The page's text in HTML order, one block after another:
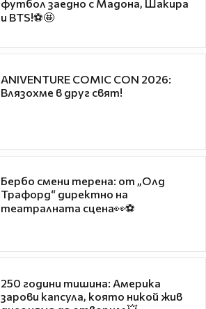
футбол заедно с Мадона, Шакира
и BTS!⚽🤩
ANIVENTURE COMIC CON 2026:
Влязохме в друг свят!
Бербо смени терена: от „Олд
Трафорд“ директно на
театралната сцена👀⚽
250 години тишина: Америка
зарови капсула, която никой жив